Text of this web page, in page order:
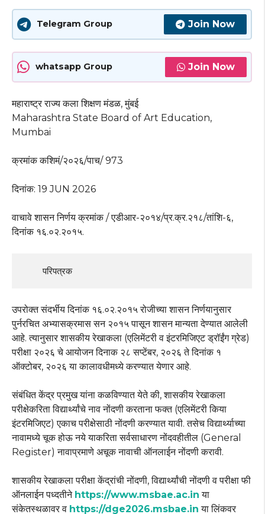
Telegram Group Join Now
whatsapp Group Join Now
महाराष्ट्र राज्य कला शिक्षण मंडळ, मुंबई
Maharashtra State Board of Art Education,
Mumbai
क्रमांक कशिमं/२०२६/पाच/ 973
दिनांक: 19 JUN 2026
वाचावे शासन निर्णय क्रमांक / एडीआर-२०१४/प्र.क्र.२१८/तांशि-६,
दिनांक १६.०२.२०१५.
        परिपत्रक
उपरोक्त संदर्भीय दिनांक १६.०२.२०१५ रोजीच्या शासन निर्णयानुसार
पुर्नरचित अभ्यासक्रमास सन २०१५ पासून शासन मान्यता देण्यात आलेली
आहे. त्यानुसार शासकीय रेखाकला (एलिमेंटरी व इंटरमिजिएट ड्रॉईंग ग्रेड)
परीक्षा २०२६ चे आयोजन दिनाक २८ सप्टेंबर, २०२६ ते दिनांक १
ऑक्टोबर, २०२६ या कालावधीमध्ये करण्यात येणार आहे.
संबंधित केंद्र प्रमुख यांना कळविण्यात येते की, शासकीय रेखाकला
परीक्षेकरिता विद्यार्थ्यांचे नाव नोंदणी करताना फक्त (एलिमेंटरी किया
इंटरमिजिएट) एकाच परीक्षेसाठी नोंदणी करण्यात यावी. तसेच विद्यार्थ्याच्या
नावामध्ये चूक होऊ नये याकरिता सर्वसाधारण नोंदवहीतील (General
Register) नावाप्रमाणे अचूक नावाची ऑनलाईन नोंदणी करावी.
शासकीय रेखाकला परीक्षा केंद्रांची नोंदणी, विद्यार्थ्यांची नोंदणी व परीक्षा फी
ऑनलाईन पध्दतीने https://www.msbae.ac.in या
संकेतस्थळावर व https://dge2026.msbae.in या लिंकवर